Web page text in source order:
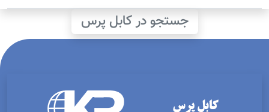
جستجو در کابل پرس